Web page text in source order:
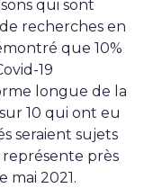
qui sont
recherches en
que 10%
19
longue de la
10 qui ont eu
seraient sujets
représente près
mai 2021.